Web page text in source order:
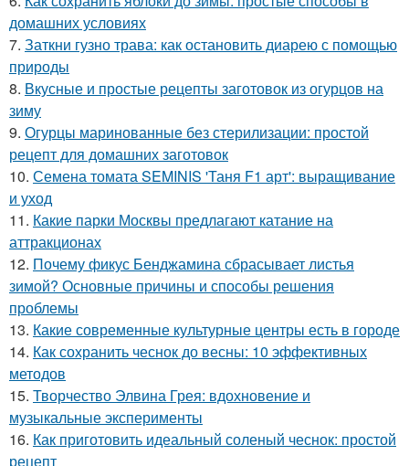
домашних условиях
7. Заткни гузно трава: как остановить диарею с помощью
природы
8. Вкусные и простые рецепты заготовок из огурцов на
зиму
9. Огурцы маринованные без стерилизации: простой
рецепт для домашних заготовок
10. Семена томата SEMINIS 'Таня F1 арт': выращивание
и уход
11. Какие парки Москвы предлагают катание на
аттракционах
12. Почему фикус Бенджамина сбрасывает листья
зимой? Основные причины и способы решения
проблемы
13. Какие современные культурные центры есть в городе
14. Как сохранить чеснок до весны: 10 эффективных
методов
15. Творчество Элвина Грея: вдохновение и
музыкальные эксперименты
16. Как приготовить идеальный соленый чеснок: простой
рецепт